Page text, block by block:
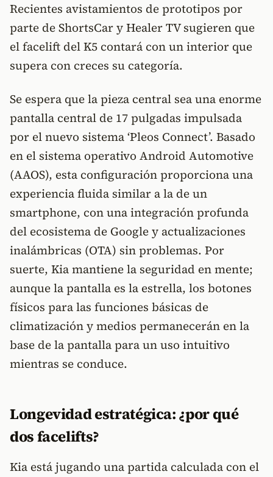
Recientes avistamientos de prototipos por
parte de ShortsCar y Healer TV sugieren que
el facelift del K5 contará con un interior que
supera con creces su categoría.
Se espera que la pieza central sea una enorme
pantalla central de 17 pulgadas impulsada
por el nuevo sistema ‘Pleos Connect’. Basado
en el sistema operativo Android Automotive
(AAOS), esta configuración proporciona una
experiencia fluida similar a la de un
smartphone, con una integración profunda
del ecosistema de Google y actualizaciones
inalámbricas (OTA) sin problemas. Por
suerte, Kia mantiene la seguridad en mente;
aunque la pantalla es la estrella, los botones
físicos para las funciones básicas de
climatización y medios permanecerán en la
base de la pantalla para un uso intuitivo
mientras se conduce.
Longevidad estratégica: ¿por qué
dos facelifts?
Kia está jugando una partida calculada con el